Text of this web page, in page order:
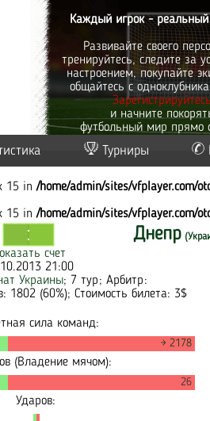
Каждый игрок - реальный
Развивайте своего
тренируйтесь, следите за
настроением, покупайте
общайтесь с
Зарегистрируйтесь
и начните
футбольный мир прямо
Турниры
15 in/home/admin/sites/vfplayer.com/
15 in/home/admin/sites/vfplayer.com/
Днепр
счет
21:00
Украины; 7 тур; Арбитр:
1802 (60%); Стоимость билета: 3$
сила команд:
→ 2178
(Владение мячом):
26
Ударов: